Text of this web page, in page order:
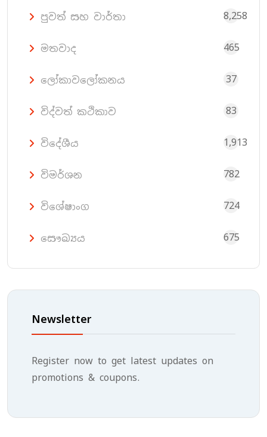
පුවත් සහ වාර්තා 8,258
මතවාද 465
ලෝකාවලෝකනය 37
විද්වත් කථිකාව 83
විදේශීය 1,913
විමර්ශන 782
විශේෂාංග 724
සෞඛ්‍යය 675
Newsletter
Register now to get latest updates on
promotions & coupons.